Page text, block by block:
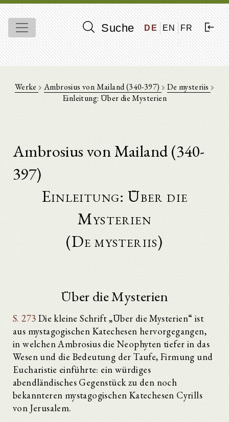
Suche DE EN FR
Werke Ambrosius von Mailand (340-397)
De mysteriis
Einleitung: Über die Mysterien
Ambrosius von Mailand (340-
397)
Einleitung: Über die
Mysterien
(De mysteriis)
Über die Mysterien
S. 273 Die kleine Schrift „Über die Mysterien“ ist
aus mystagogischen Katechesen hervorgegangen,
in welchen Ambrosius die Neophyten tiefer in das
Wesen und die Bedeutung der Taufe, Firmung und
Eucharistie einführte: ein würdiges
abendländisches Gegenstück zu den noch
bekannteren mystagogischen Katechesen Cyrills
von Jerusalem.